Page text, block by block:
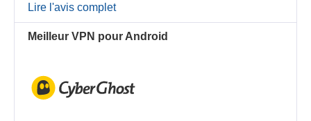
Lire l'avis complet
Meilleur VPN pour Android